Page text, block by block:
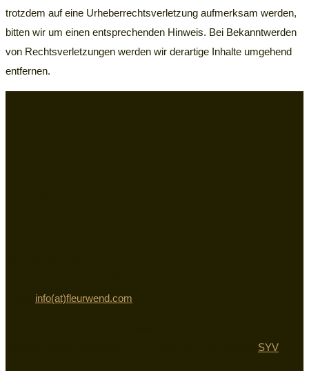
trotzdem auf eine Urheberrechtsverletzung aufmerksam werden,
bitten wir um einen entsprechenden Hinweis. Bei Bekanntwerden
von Rechtsverletzungen werden wir derartige Inhalte umgehend
entfernen.
info(at)fleurwend.com
SYV